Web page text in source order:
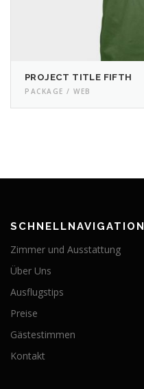
PROJECT TITLE FIFTH
PACKAGE / WEB
SCHNELLNAVIGATION
Zimmer und Ausstattung
Über Uns
Ausflugstips
Preise
Gästestimmen
Kontakt